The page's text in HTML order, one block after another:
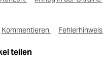
Kommentieren Fehlerhinweis
teilen